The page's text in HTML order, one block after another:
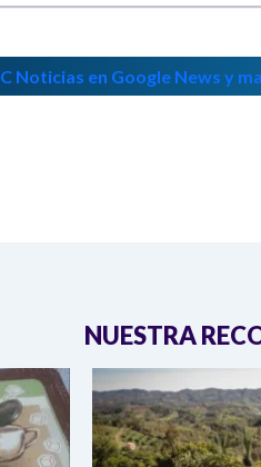
Noticias en Google News y
NUESTRA